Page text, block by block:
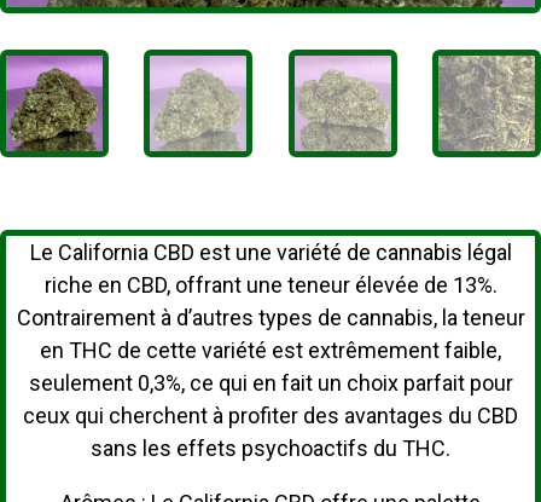
Le California CBD est une variété de cannabis légal
riche en CBD, offrant une teneur élevée de 13%.
Contrairement à d’autres types de cannabis, la teneur
en THC de cette variété est extrêmement faible,
seulement 0,3%, ce qui en fait un choix parfait pour
ceux qui cherchent à profiter des avantages du CBD
sans les effets psychoactifs du THC.